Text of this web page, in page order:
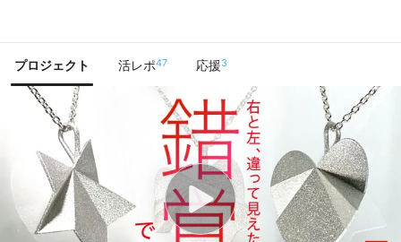
プロジェクト 活レポ47 応援3